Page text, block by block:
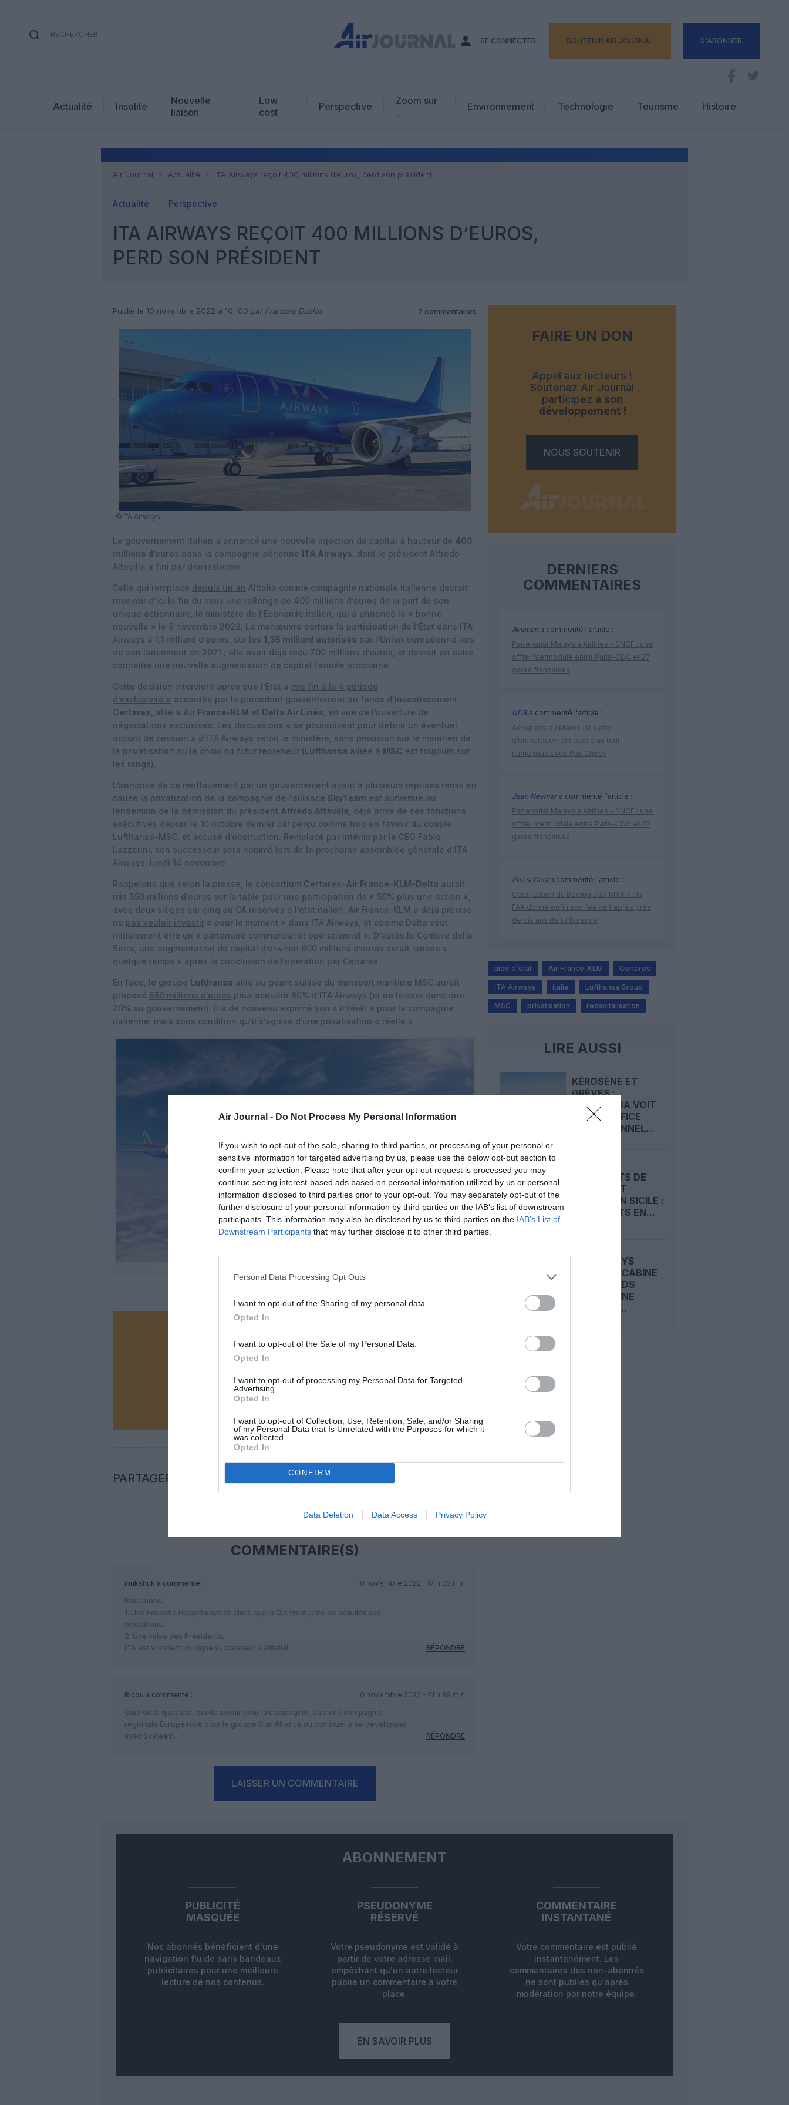
Air Journal - Do Not Process My Personal Information
If you wish to opt-out of the sale, sharing to third parties, or processing of your personal or
sensitive information for targeted advertising by us, please use the below opt-out section to
confirm your selection. Please note that after your opt-out request is processed you may
continue seeing interest-based ads based on personal information utilized by us or personal
information disclosed to third parties prior to your opt-out. You may separately opt-out of the
further disclosure of your personal information by third parties on the IAB’s list of downstream
participants. This information may also be disclosed by us to third parties on the IAB’s List of
Downstream Participants that may further disclose it to other third parties.
Personal Data Processing Opt Outs
I want to opt-out of the Sharing of my personal data.
Opted In
I want to opt-out of the Sale of my Personal Data.
Opted In
I want to opt-out of processing my Personal Data for Targeted
Advertising.
Opted In
I want to opt-out of Collection, Use, Retention, Sale, and/or Sharing
of my Personal Data that Is Unrelated with the Purposes for which it
was collected.
Opted In
CONFIRM
Data Deletion Data Access Privacy Policy
SE CONNECTER SOUTENIR AIR JOURNAL S'ABONNER
Actualité Insolite
Nouvelle
liaison
Low
cost
Perspective
Zoom sur
…
Avis d’expert
Environnement Technologie
Tourisme
Hôtellerie
Histoire
Air Journal Actualité ITA Airways reçoit 400 millions d’euros, perd son président
Actualité Perspective
ITA AIRWAYS REÇOIT 400 MILLIONS D’EUROS,
PERD SON PRÉSIDENT
Publié le 10 novembre 2022 à 10h00 par François Duclos 2 commentaires
©ITA Airways
Le gouvernement italien a annoncé une nouvelle injection de capital à hauteur de 400
millions d’euros dans la compagnie aérienne ITA Airways , dont le président Alfredo
Altavilla a fini par démissionné.
Celle qui remplace depuis un an Alitalia comme compagnie nationale italienne devrait
recevoir d’ici la fin du mois une rallonge de 400 millions d’euros de la part de son
unique actionnaire, le ministère de l’Economie italien, qui a annoncé la « bonne
nouvelle » le 8 novembre 2022. La manœuvre portera la participation de l’État dans ITA
Airways à 1,1 milliard d’euros, sur les 1,35 milliard autorisés par l’Union européenne lors
de son lancement en 2021 ; elle avait déjà reçu 700 millions d’euros, et devrait en outre
connaitre une nouvelle augmentation de capital l’année prochaine.
Cette décision intervient après que l’Etat a mis fin à la « période
d’exclusivité » accordée par le précédent gouvernement au fonds d’investissement
Certares , allié à Air France-KLM et Delta Air Lines , en vue de l’ouverture de
négociations exclusives. Les discussions « se poursuivent pour définir un éventuel
accord de cession » d’ITA Airways selon le ministère, sans précision sur le maintien de
la privatisation ou le choix du futur repreneur (Lufthansa alliée à MSC est toujours sur
les rangs).
L’annonce de ce renflouement par un gouvernement ayant à plusieurs reprises remis en
cause la privatisation de la compagnie de l’alliance SkyTeam est survenue au
lendemain de la démission du président Alfredo Altavilla , déjà privé de ses fonctions
exécutives depuis le 10 octobre dernier car perçu comme trop en faveur du couple
Lufthansa-MSC, et accusé d’obstruction. Remplacé par intérim par le CEO Fabio
Lazzerini, son successeur sera nommé lors de la prochaine assemblée générale d’ITA
Airways, lundi 14 novembre
Rappelons que selon la presse, le consortium Certares-Air France-KLM-Delta aurait
mis 350 millions d’euros sur la table pour une participation de « 50% plus une action »,
avec deux sièges sur cinq au CA réservés à l’état italien. Air France-KLM a déjà précisé
ne pas vouloir investir « pour le moment » dans ITA Airways, et comme Delta veut
initialement être un « partenaire commercial et opérationnel ». D’après le Corriere della
Serra, une augmentation de capital d’environ 600 millions d’euros serait lancée «
quelque temps » après la conclusion de l’opération par Certares.
En face, le groupe Lufthansa allié au géant suisse du transport maritime MSC aurait
proposé 850 millions d’euros pour acquérir 80% d’ITA Airways (et ne laisser donc que
20% au gouvernement). Il a de nouveau exprimé son « intérêt » pour la compagnie
italienne, mais sous condition qu’il s’agisse d’une privatisation « réelle ».
Soutenez-nous, faites un don !
NOUS SOUTENIR
PARTAGER L'ARTICLE
COMMENTAIRE(S)
inukshuk a commenté :
10 novembre 2022 - 17 h 03 min
Résumons:
1. Une nouvelle recapitalisation alors que la Cie vient juste de débuter ses
opérations.
2. Une valse des Présidents.
ITA est vraiment un digne successeur à Alitalia!
RÉPONDRE
Ricou a commenté :
10 novembre 2022 - 21 h 39 min
Quid de la question, quelle avenir pour la compagnie, être une compagnie
régionale Européenne pour le groupe Star Alliance ou continuer à se développer
avec Skyteam.
RÉPONDRE
LAISSER UN COMMENTAIRE
FAIRE UN DON
Appel aux lecteurs !
Soutenez Air Journal
participez à son
développement !
NOUS SOUTENIR
DERNIERS
COMMENTAIRES
Aviation a commenté l'article :
Partenariat Malaysia Airlines – SNCF : une
offre intermodale entre Paris-CDG et 27
gares françaises
NDRa commenté l'article :
Aéroports du Maroc : la carte
d’embarquement passe au tout
numérique avec Pax Check
Jean Neymara commenté l'article :
Partenariat Malaysia Airlines – SNCF : une
offre intermodale entre Paris-CDG et 27
gares françaises
Pas si Coola commenté l'article :
Certification du Boeing 737 MAX 7 : la
FAA donne enfin son feu vert après près
de dix ans de turbulence
aide d'etat Air France-KLM Certares
ITA Airways italie Lufthansa Group
MSC privatisation recapitalisation
LIRE AUSSI
KÉROSÈNE ET
GRÈVES :
LUFTHANSA VOIT
SON BÉNÉFICE
OPÉRATIONNEL...
AÉROPORTS DE
CATANE ET
COMISO EN SICILE :
DIX GÉANTS EN...
ITA AIRWAYS
OUVRE LA CABINE
AUX GRANDS
CHIENS : UNE
PREMIÈRE...
ABONNEMENT
PUBLICITÉ
MASQUÉE
Nos abonnés bénéficient d'une
navigation fluide sans bandeaux
publicitaires pour une meilleure
lecture de nos contenus.
PSEUDONYME
RÉSERVÉ
Votre pseudonyme est validé à
partir de votre adresse mail,
empêchant qu'un autre lecteur
publie un commentaire à votre
place.
COMMENTAIRE
INSTANTANÉ
Votre commentaire est publié
instantanément. Les
commentaires des non-abonnés
ne sont publiés qu'après
modération par notre équipe.
EN SAVOIR PLUS